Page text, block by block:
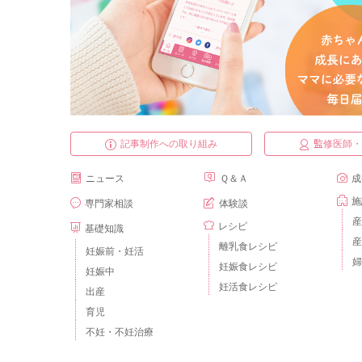
記事制作への取り組み 監修医師
ニュース
専門家相談
基礎知識
妊娠前・妊活
妊娠中
出産
育児
不妊・不妊治療
Ｑ＆Ａ
体験談
レシピ
離乳食レシピ
妊娠食レシピ
妊活食レシピ